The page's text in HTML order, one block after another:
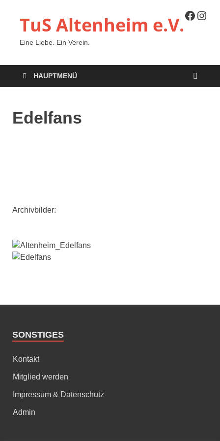
TuS Altenheim e.V.
Eine Liebe. Ein Verein.
HAUPTMENÜ
Edelfans
Archivbilder:
SONSTIGES
Kontakt
Mitglied werden
Impressum & Datenschutz
Admin